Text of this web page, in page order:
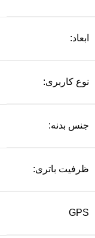
ابعاد:
نوع کاربری:
جنس بدنه:
ظرفیت باتری:
GPS